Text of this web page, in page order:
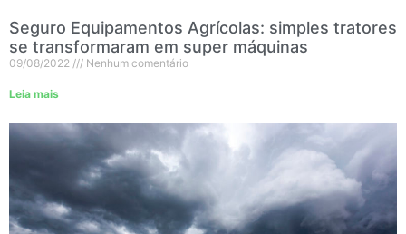
Seguro Equipamentos Agrícolas: simples tratores
se transformaram em super máquinas
09/08/2022 Nenhum comentário
Leia mais